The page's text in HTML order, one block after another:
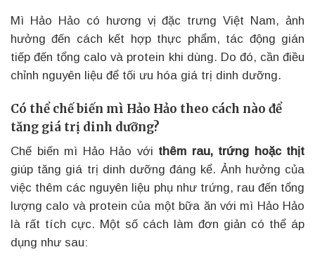
Mì Hảo Hảo có hương vị đặc trưng Việt Nam, ảnh
hưởng đến cách kết hợp thực phẩm, tác động gián
tiếp đến tổng calo và protein khi dùng. Do đó, cần điều
chỉnh nguyên liệu để tối ưu hóa giá trị dinh dưỡng.
Có thể chế biến mì Hảo Hảo theo cách nào để
tăng giá trị dinh dưỡng?
Chế biến mì Hảo Hảo với thêm rau, trứng hoặc thịt
giúp tăng giá trị dinh dưỡng đáng kể. Ảnh hưởng của
việc thêm các nguyên liệu phụ như trứng, rau đến tổng
lượng calo và protein của một bữa ăn với mì Hảo Hảo
là rất tích cực. Một số cách làm đơn giản có thể áp
dụng như sau: